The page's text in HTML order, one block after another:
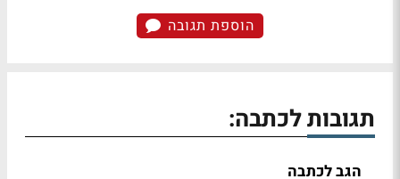
הוספת תגובה
תגובות לכתבה:
הגב לכתבה